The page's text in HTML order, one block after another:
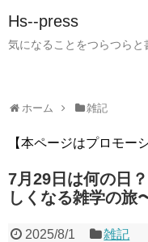
Hs--press
気になることをつらつらと
ホーム 雑記
【本ページはプロモー
7月29日は何の日
しくなる雑学の旅
2025/8/1 雑記